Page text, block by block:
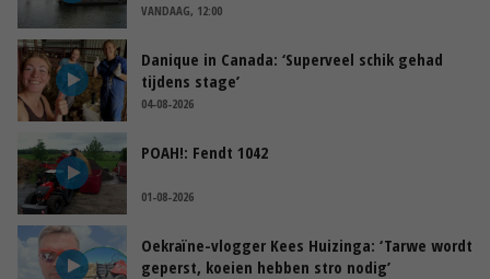
VANDAAG, 12:00
Danique in Canada: ‘Superveel schik gehad
tijdens stage’
04-08-2026
POAH!: Fendt 1042
01-08-2026
Oekraïne-vlogger Kees Huizinga: ‘Tarwe wordt
geperst, koeien hebben stro nodig’